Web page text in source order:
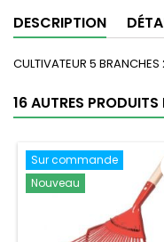
DESCRIPTION
CULTIVATEUR 5
16 AUTRES
Sur commande
Nouveau